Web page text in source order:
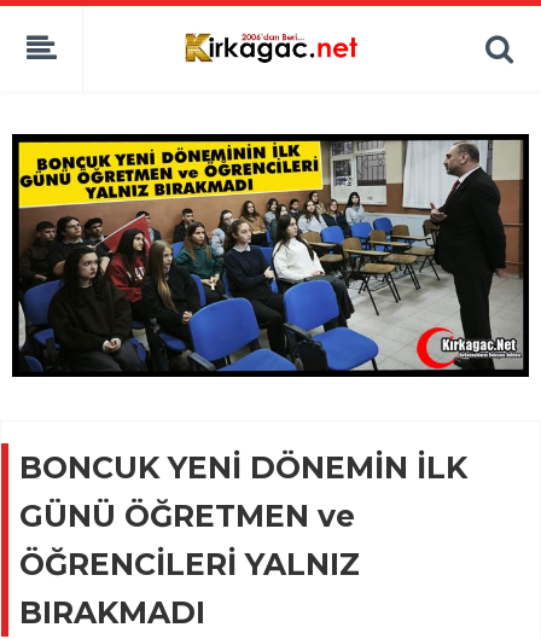
BONCUK YENİ DÖNEMİN İLK
GÜNÜ ÖĞRETMEN ve
ÖĞRENCİLERİ YALNIZ
BIRAKMADI